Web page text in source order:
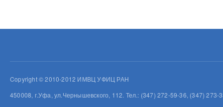
Copyright © 2010-2012 ИМВЦ УФИЦ РАН
450008, г.Уфа, ул.Чернышевского, 112. Тел.: (347) 272-59-36, (347)